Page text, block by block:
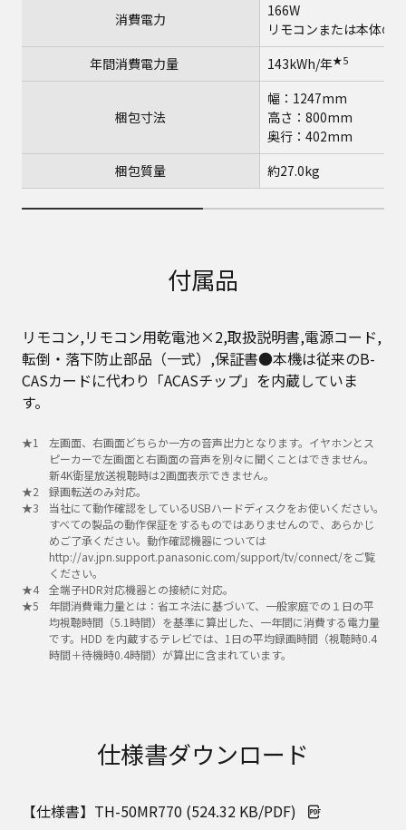
消費電力
166W
リモコンまたは本体の
年間消費電力量
143kWh/年★5
梱包寸法
幅：1247mm
高さ：800mm
奥行：402mm
梱包質量
約27.0kg
付属品
リモコン,リモコン用乾電池×2,取扱説明書,電源コード,
転倒・落下防止部品（一式）,保証書●本機は従来のB-
CASカードに代わり「ACASチップ」を内蔵していま
す。
左画面、右画面どちらか一方の音声出力となります。イヤホンとス
ピーカーで左画面と右画面の音声を別々に聞くことはできません。
新4K衛星放送視聴時は2画面表示できません。
録画転送のみ対応。
当社にて動作確認をしているUSBハードディスクをお使いください。
すべての製品の動作保証をするものではありませんので、あらかじ
めご了承ください。動作確認機器については
http://av.jpn.support.panasonic.com/support/tv/connect/をご覧
ください。
全端子HDR対応機器との接続に対応。
年間消費電力量とは：省エネ法に基づいて、一般家庭での１日の平
均視聴時間（5.1時間）を基準に算出した、一年間に消費する電力量
です。HDD を内蔵するテレビでは、1日の平均録画時間（視聴時0.4
時間＋待機時0.4時間）が算出に含まれています。
仕様書ダウンロード
【仕様書】TH-50MR770 (524.32 KB/PDF)